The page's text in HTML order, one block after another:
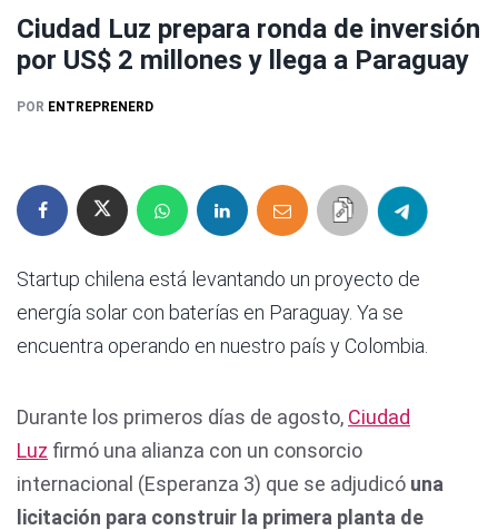
Ciudad Luz prepara ronda de inversión
por US$ 2 millones y llega a Paraguay
POR ENTREPRENERD
Startup chilena está levantando un proyecto de
energía solar con baterías en Paraguay. Ya se
encuentra operando en nuestro país y Colombia.
Durante los primeros días de agosto, Ciudad
Luz firmó una alianza con un consorcio
internacional (Esperanza 3) que se adjudicó una
licitación para construir la primera planta de